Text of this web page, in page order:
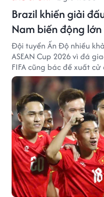
Brazil khiến giải
Nam biến động lớn
Đội tuyển Ấn Độ nhiều
ASEAN Cup 2026 vì đá
FIFA cũng bác đề xuất
tuyển quốc gia.